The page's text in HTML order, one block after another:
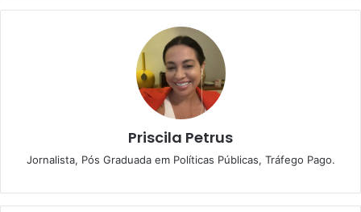
Priscila Petrus
Jornalista, Pós Graduada em Políticas Públicas, Tráfego Pago.